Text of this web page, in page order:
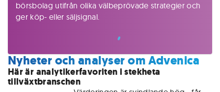
börsbolag utifrån olika välbeprövade strategier och
ger köp- eller säljsignal.
Nyheter och analyser om Advenica
Här är analytikerfavoriten i stekheta
tillväxtbranschen